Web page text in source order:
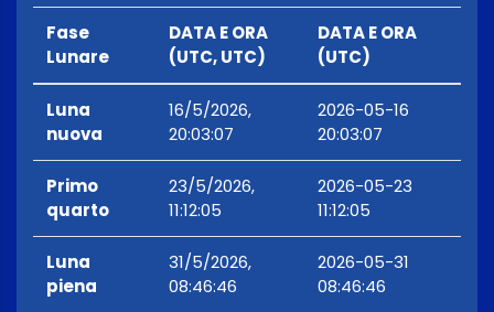
Fase
Lunare
DATA E ORA
(UTC, UTC)
DATA E ORA
(UTC)
Luna
nuova
16/5/2026,
20:03:07
2026-05-16
20:03:07
Primo
quarto
23/5/2026,
11:12:05
2026-05-23
11:12:05
Luna
piena
31/5/2026,
08:46:46
2026-05-31
08:46:46